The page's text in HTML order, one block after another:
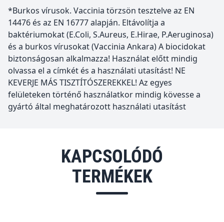
*Burkos vírusok. Vaccinia törzsön tesztelve az EN
14476 és az EN 16777 alapján. Eltávolítja a
baktériumokat (E.Coli, S.Aureus, E.Hirae, P.Aeruginosa)
és a burkos vírusokat (Vaccinia Ankara) A biocidokat
biztonságosan alkalmazza! Használat előtt mindig
olvassa el a címkét és a használati utasítást! NE
KEVERJE MÁS TISZTÍTÓSZEREKKEL! Az egyes
felületeken történő használatkor mindig kövesse a
gyártó által meghatározott használati utasítást
KAPCSOLÓDÓ
TERMÉKEK